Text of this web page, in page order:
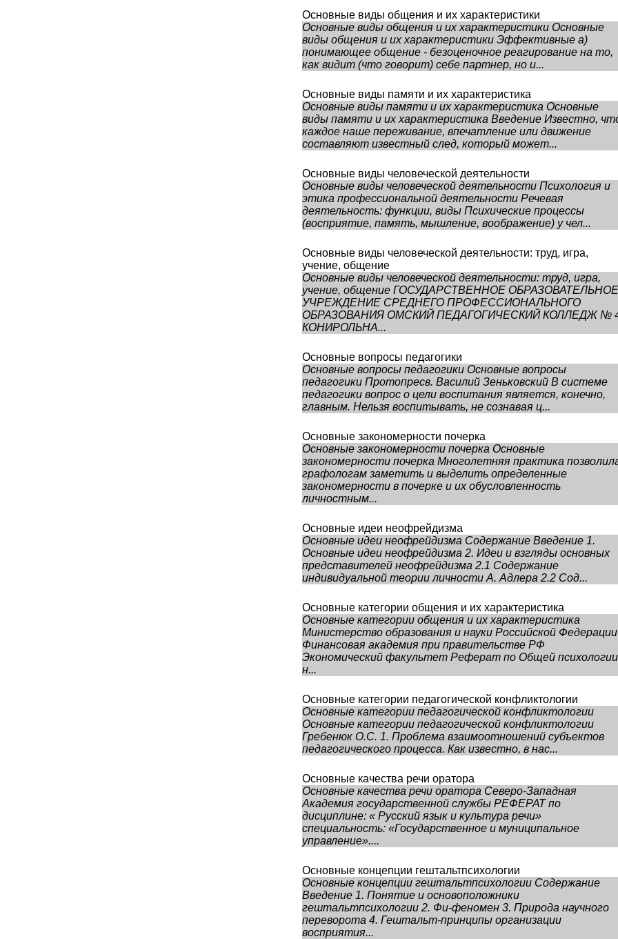
Основные виды общения и их характеристики
Основные виды общения и их характеристики Основные
виды общения и их характеристики Эффективные а)
понимающее общение - безоценочное реагирование на то,
как видит (что говорит) себе партнер, но и...
Основные виды памяти и их характеристика
Основные виды памяти и их характеристика Основные
виды памяти и их характеристика Введение Известно,
каждое наше переживание, впечатление или движение
составляют известный след, который может...
Основные виды человеческой деятельности
Основные виды человеческой деятельности Психология и
этика профессиональной деятельности Речевая
деятельность: функции, виды Психические процессы
(восприятие, память, мышление, воображение) у чел...
Основные виды человеческой деятельности: труд, игра,
учение, общение
Основные виды человеческой деятельности: труд, игра,
учение, общение ГОСУДАРСТВЕННОЕ ОБРАЗОВАТЕЛЬНОЕ
УЧРЕЖДЕНИЕ СРЕДНЕГО ПРОФЕССИОНАЛЬНОГО
ОБРАЗОВАНИЯ ОМСКИЙ ПЕДАГОГИЧЕСКИЙ КОЛЛЕДЖ №
КОНИРОЛЬНА...
Основные вопросы педагогики
Основные вопросы педагогики Основные вопросы
педагогики Протопресв. Василий Зеньковский В системе
педагогики вопрос о цели воспитания является, конечно,
главным. Нельзя воспитывать, не сознавая ц...
Основные закономерности почерка
Основные закономерности почерка Основные
закономерности почерка Многолетняя практика
графологам заметить и выделить определенные
закономерности в почерке и их обусловленность
личностным...
Основные идеи неофрейдизма
Основные идеи неофрейдизма Содержание Введение 1.
Основные идеи неофрейдизма 2. Идеи и взгляды основных
представителей неофрейдизма 2.1 Содержание
индивидуальной теории личности А. Адлера 2.2 Сод...
Основные категории общения и их характеристика
Основные категории общения и их характеристика
Министерство образования и науки Российской Федерации
Финансовая академия при правительстве РФ
Экономический факультет Реферат по Общей психологии
н...
Основные категории педагогической конфликтологии
Основные категории педагогической конфликтологии
Основные категории педагогической конфликтологии
Гребенюк О.С. 1. Проблема взаимоотношений субъектов
педагогического процесса. Как известно, в нас...
Основные качества речи оратора
Основные качества речи оратора Северо-Западная
Академия государственной службы РЕФЕРАТ по
дисциплине: « Русский язык и культура речи»
специальность: «Государственное и муниципальное
управление»....
Основные концепции гештальтпсихологии
Основные концепции гештальтпсихологии Содержание
Введение 1. Понятие и основоположники
гештальтпсихологии 2. Фи-феномен 3. Природа научного
переворота 4. Гештальт-принципы организации
восприятия...